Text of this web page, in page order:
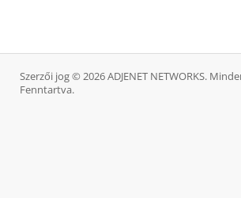
Szerzői jog © 2026 ADJENET NETWORKS.
Fenntartva.